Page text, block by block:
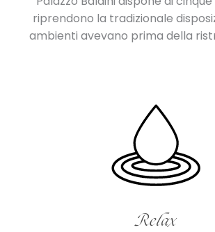
riprendono la tradizionale
ambienti avevano prima della
Relax